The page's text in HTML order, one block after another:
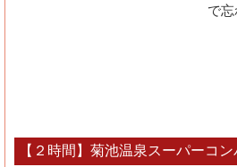
で忘
【２時間】菊池温泉スーパーコ